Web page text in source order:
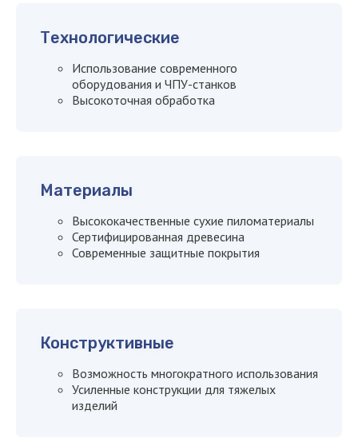
Технологические
Использование современного
оборудования и ЧПУ-станков
Высокоточная обработка
Материалы
Высококачественные сухие пиломатериалы
Сертифицированная древесина
Современные защитные покрытия
Конструктивные
Возможность многократного использования
Усиленные конструкции для тяжелых
изделий